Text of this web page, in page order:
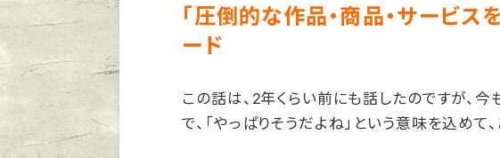
「圧倒的な作品・商品・サービス
ード
この話は、2年くらい前にも話したのですが、
で、「やっぱりそうだよね」という意味を込めて